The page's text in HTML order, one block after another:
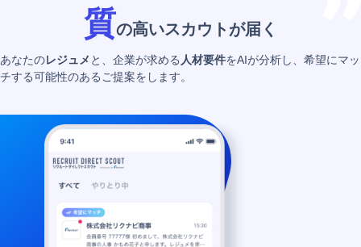
質の高いスカウトが届く
あなたのレジュメ と、企業が求める 人材要件をAIが分析し、希望にマッ
チする可能性のあるご提案をします。